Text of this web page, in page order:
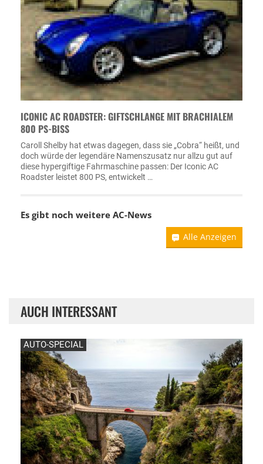
ICONIC AC ROADSTER: GIFTSCHLANGE MIT BRACHIALEM
800 PS-BISS
Caroll Shelby hat etwas dagegen, dass sie „Cobra“ heißt, und
doch würde der legendäre Namenszusatz nur allzu gut auf
diese hypergiftige Fahrmaschine passen: Der Iconic AC
Roadster leistet 800 PS, entwickelt …
Es gibt noch weitere AC-News
Alle Anzeigen
AUCH INTERESSANT
AUTO-SPECIAL